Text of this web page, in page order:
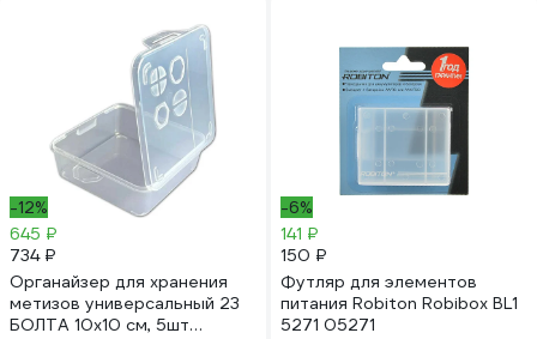
-12%
645 ₽
734 ₽
Органайзер для хранения
метизов универсальный 23
БОЛТА 10х10 см, 5шт
-6%
141 ₽
150 ₽
Футляр для элементов
питания Robiton Robibox BL1
5271 05271